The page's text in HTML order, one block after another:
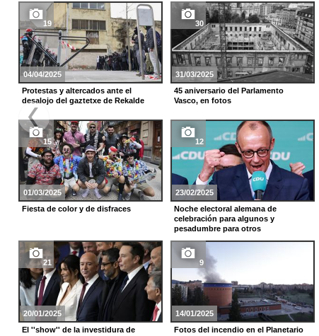
19
04/04/2025
Protestas y altercados ante el
desalojo del gaztetxe de Rekalde
30
31/03/2025
45 aniversario del Parlamento
Vasco, en fotos
15
01/03/2025
Fiesta de color y de disfraces
12
23/02/2025
Noche electoral alemana de
celebración para algunos y
pesadumbre para otros
21
20/01/2025
El ''show'' de la investidura de
9
14/01/2025
Fotos del incendio en el Planetario